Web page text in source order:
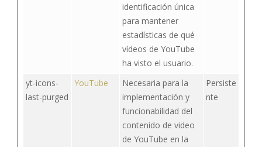
identificación única
para mantener
estadísticas de qué
vídeos de YouTube
ha visto el usuario.
yt-icons-
last-purged
YouTube
Necesaria para la
implementación y
funcionabilidad del
contenido de video
de YouTube en la
Persiste
nte